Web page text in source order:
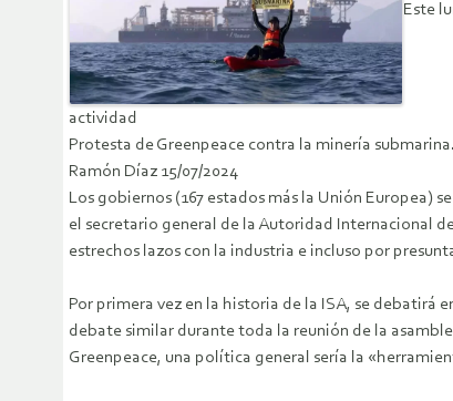
Este
actividad
Protesta de Greenpeace contra la minería submarina.
Ramón Díaz 15/07/2024
Los gobiernos (167 estados más la Unión Europea)
el secretario general de la Autoridad Internacional
estrechos lazos con la industria e incluso por
Por primera vez en la historia de la ISA, se debatirá
debate similar durante toda la reunión de la
Greenpeace, una política general sería la